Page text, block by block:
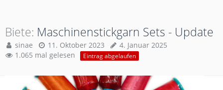
Biete Maschinenstickgarn Sets - Update
sinae 11. Oktober 2023
4. Januar 2025
1.065 mal gelesen
Eintrag abgelaufen